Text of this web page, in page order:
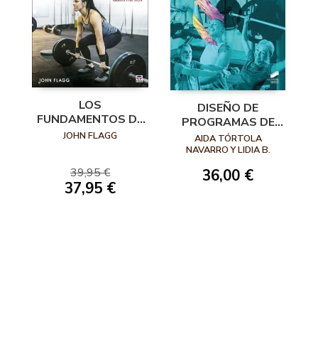
LOS
FUNDAMENTOS DE
LA FUERZA
JOHN FLAGG
39,95 €
37,95 €
DISEÑO DE
PROGRAMAS DE
EJERCICIO FÍSICO
EN POBLACIÓN
AIDA TÓRTOLA
NAVARRO Y LIDIA B.
36,00 €